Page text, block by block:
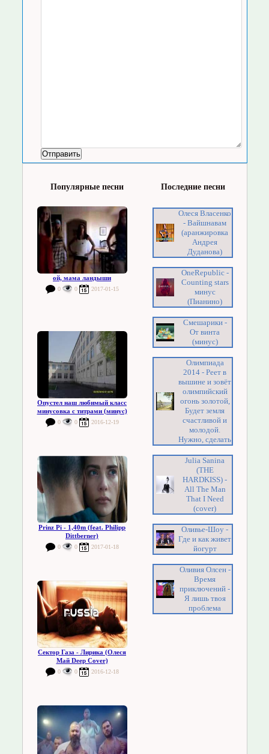
Популярные песни
ой, мама ландыши
0 0 2017-01-15
Опустел наш любимый класс
минусовка с титрами (минус)
0 0 2016-12-19
Prinz Pi - 1,40m (feat. Philipp
Dittberner)
0 0 2017-01-18
Сектор Газа - Лирика (Олеся
Май Deep Cover)
0 0 2016-12-18
Последние песни
Олеся Власенко
- Вайшнавам
(аранжировка
Андрея
Дуданова)
OneRepublic -
Counting stars
минус
(Пианино)
Смешарики -
От винта
(минус)
Олимпиада
2014 - Реет в
вышине и зовёт
олимпийский
огонь золотой,
Будет земля
счастливой и
молодой.
Нужно, сделать
Julia Sanina
(THE
HARDKISS) -
All The Man
That I Need
(cover)
Оливье-Шоу -
Где и как живет
йогурт
Оливия Олсен -
Время
приключений -
Я лишь твоя
проблема